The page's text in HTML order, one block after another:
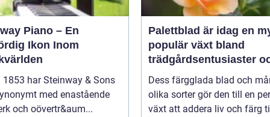
Piano – En
Ikon Inom
1853 har Steinway & Sons
med enastående
och oövertr&aum...
Palettblad är idag en
populär växt bland
trädgårdsentusiaster
inom inredning
Dess färgglada blad och
olika sorter gör den till en
växt att addera liv och färg